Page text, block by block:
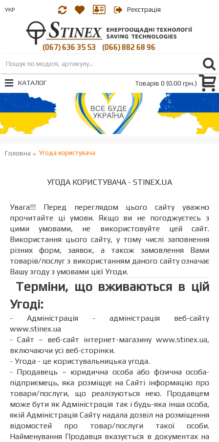
УКР Реєстрація
(067) 636 35 53
(066) 882 68 96
Товарів 0 (0.00 грн.)
КАТАЛОГ
Головна Угода користувача
УГОДА КОРИСТУВАЧА - STINEX.UA
Увага!!! Перед переглядом цього сайту уважно
прочитайте ці умови. Якщо ви не погоджуєтесь з
цими умовами, не використовуйте цей сайт.
Використання цього сайту, у тому числі заповнення
різних форм, заявок, а також замовлення Вами
товарів/послуг з використанням даного сайту означає
Вашу згоду з умовами цієї Угоди.
Терміни, що вживаються в цій
Угоді:
- Адміністрація - адміністрація веб-сайту
www.stinex.ua
- Сайт – веб-сайт інтернет-магазину www.stinex.ua,
включаючи усі веб-сторінки.
- Угода - це користувальницька угода.
- Продавець – юридична особа або фізична особа-
підприємець, яка розміщує на Сайті інформацію про
товари/послуги, що реалізуються нею. Продавцем
може бути як Адміністрація так і будь-яка інша особа,
якій Адміністрація Сайту надала дозвіл на розміщення
відомостей про товар/послуги такої особи.
Найменування Продавця вказується в документах на